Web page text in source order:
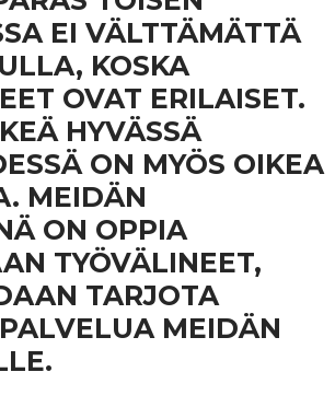
EI VÄLTTÄMÄTTÄ
KOSKA
OVAT ERILAISET.
HYVÄSSÄ
ON MYÖS OIKEA
MEIDÄN
ON OPPIA
TYÖVÄLINEET,
TARJOTA
MEIDÄN